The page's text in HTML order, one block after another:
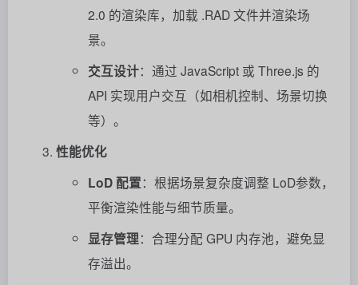
2.0 的渲染库，加载 .RAD 文件并渲染场
景。
交互设计：通过 JavaScript 或 Three.js 的
API 实现用户交互（如相机控制、场景切换
等）。
性能优化
LoD 配置：根据场景复杂度调整 LoD参数，
平衡渲染性能与细节质量。
显存管理：合理分配 GPU 内存池，避免显
存溢出。